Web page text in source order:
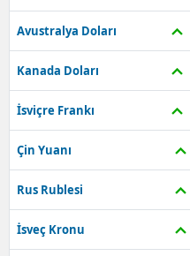
Avustralya Doları
Kanada Doları
İsviçre Frankı
Çin Yuanı
Rus Rublesi
İsveç Kronu